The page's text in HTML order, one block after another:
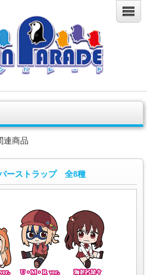
連商品
ーストラップ 全8種